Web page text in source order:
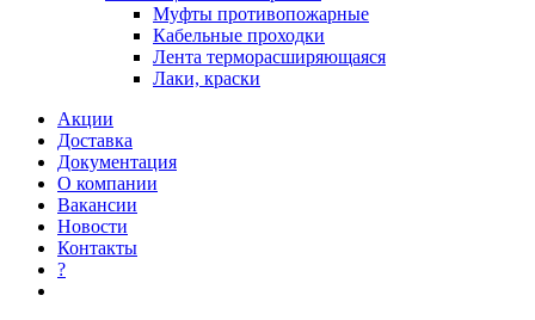
Муфты противопожарные
Кабельные проходки
Лента терморасширяющаяся
Лаки, краски
Акции
Доставка
Документация
О компании
Вакансии
Новости
Контакты
?